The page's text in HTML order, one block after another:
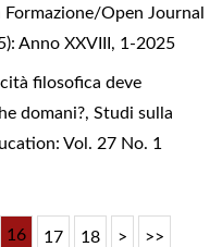
Open Journal
Anno XXVIII, 1-2025
filosofica deve
domani?, Studi sulla
Vol. 27 No. 1
16 17 18 > >>